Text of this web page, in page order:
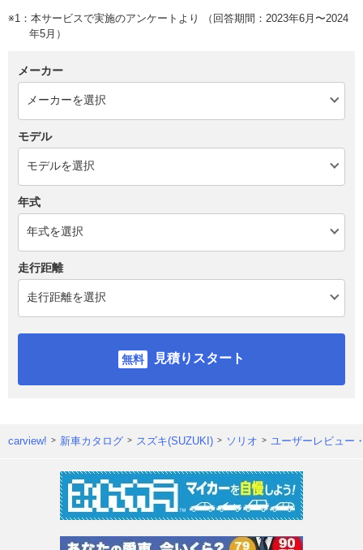
※1：本サービスで実施のアンケートより （回答期間：2023年6月〜2024
年5月）
メーカー
モデル
年式
走行距離
見積りスタート
carview! 新車カタログ スズキ(SUZUKI) ソリオ ユーザーレビュー